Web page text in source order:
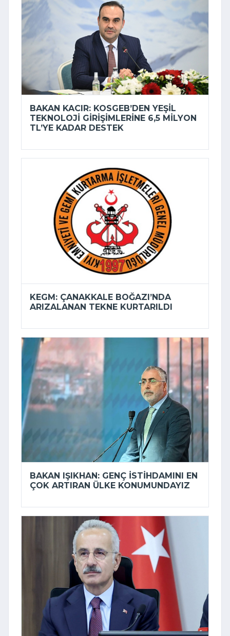
BAKAN KACIR: KOSGEB’DEN YEŞIL
TEKNOLOJI GIRIŞIMLERINE 6,5 MILYON
TL’YE KADAR DESTEK
KEGM: ÇANAKKALE BOĞAZI’NDA
ARIZALANAN TEKNE KURTARILDI
BAKAN IŞIKHAN: GENÇ ISTIHDAMINI EN
ÇOK ARTIRAN ÜLKE KONUMUNDAYIZ